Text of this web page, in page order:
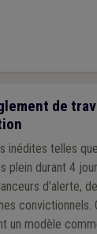
de
inédites telles
plein durant 4
d’alerte,
de la théorie, cette
un modèle